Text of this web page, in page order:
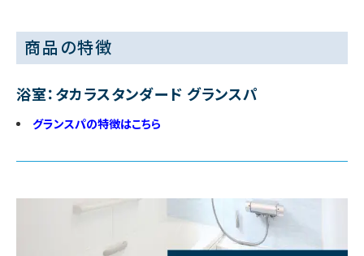
商品の特徴
浴室：タカラスタンダード グランスパ
グランスパの特徴はこちら